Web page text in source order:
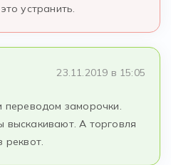
устранить.
23.11.2019 в 15:05
переводом заморочки.
выскакивают. А торговля
реквот.